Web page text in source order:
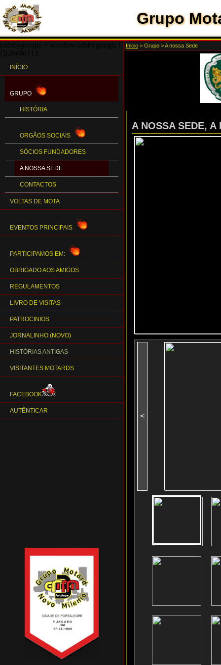
Grupo
INÍCIO
GRUPO
HISTÓRIA
ORGÃOS SOCIAIS
SÓCIOS FUNDADORES
A NOSSA SEDE
CONTACTOS
VOLTAS DE MOTA
EVENTOS PRINCIPAIS
PARTICIPAMOS EM:
OBRIGADO AOS AMIGOS
REGULAMENTOS
LIVRO DE VISITAS
PATROCINIOS
JORNALINHO (NOVO)
HISTÓRIAS ANTIGAS
VISITANTES MOTARDS
FACEBOOK
AUTÊNTICAR
Inicio > Grupo >A nossa Sede
A NOSSA SEDE, A
<